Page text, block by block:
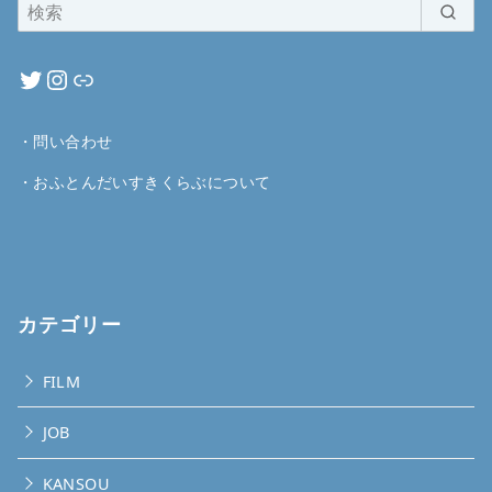
・ 問い合わせ
・ おふとんだいすきくらぶについて
カテゴリー
FILM
JOB
KANSOU